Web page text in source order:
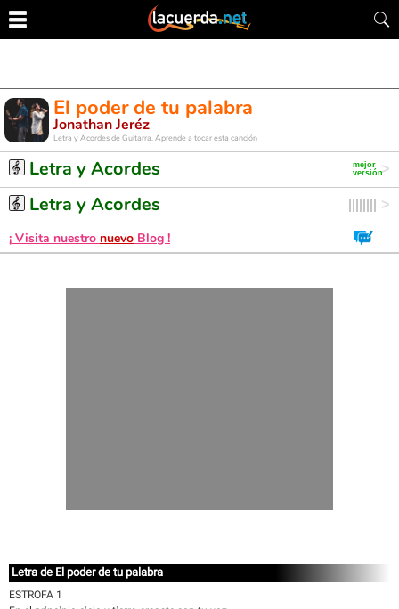
El poder de tu palabra
Jonathan Jeréz
Letra y Acordes de Guitarra. Aprende a tocar esta canción
Letra y Acordes
Letra y Acordes
¡ Visita nuestro nuevo Blog !
Letra de El poder de tu palabra
ESTROFA 1